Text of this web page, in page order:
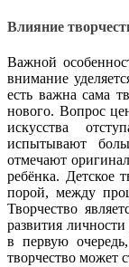
Влияние
Важной
внимание
есть важна сама
нового. Вопрос
искусства
испытывают
отмечают
ребёнка. Детское
порой, между
Творчество
развития
в первую
творчество может